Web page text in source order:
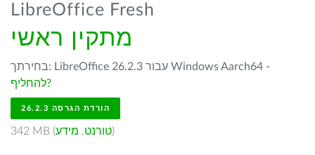
LibreOffice Fresh
מתקין ראשי
בחירתך: LibreOffice 26.2.3 עבור Windows Aarch64 -
להחליף?
הורדת הגרסה 26.2.3
342 MB ( טורנט, מידע )